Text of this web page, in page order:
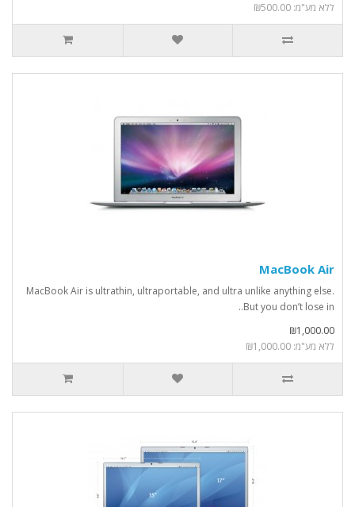
ללא מע"מ: ₪500.00
MacBook Air
MacBook Air is ultrathin, ultraportable, and ultra unlike anything else.
But you don’t lose in..
₪1,000.00
ללא מע"מ: ₪1,000.00